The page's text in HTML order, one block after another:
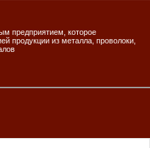
предприятием, которое
продукции из металла, проволоки,